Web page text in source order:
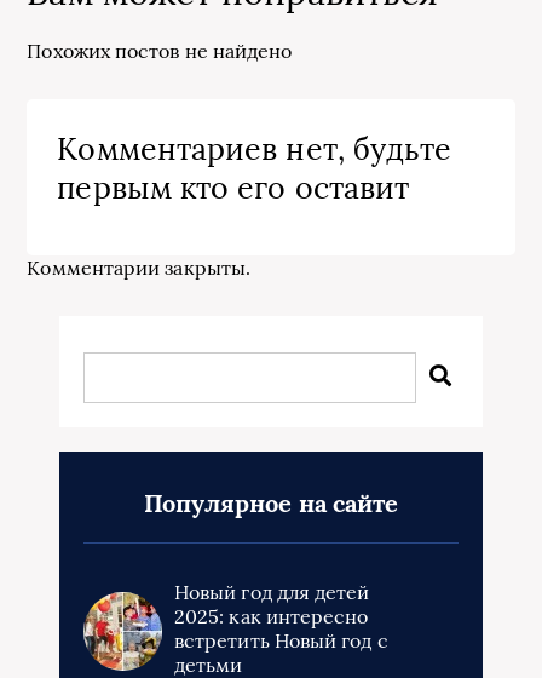
Похожих постов не найдено
Комментариев нет, будьте
первым кто его оставит
Комментарии закрыты.
Популярное на сайте
Новый год для детей
2025: как интересно
встретить Новый год с
детьми